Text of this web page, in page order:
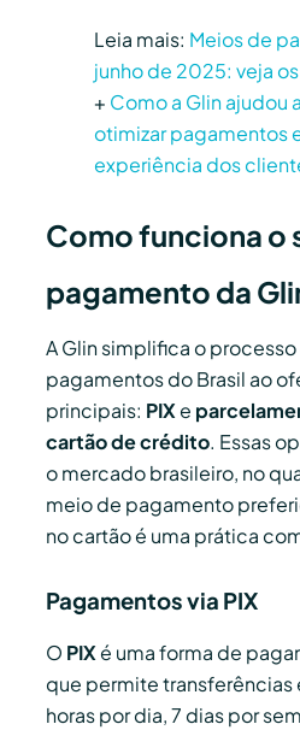
Leia mais: Meios de
junho de 2025: veja
+ Como a Glin ajudou
otimizar pagamentos
experiência dos
Como funciona o
pagamento da
A Glin simplifica o
pagamentos do Brasil ao
principais: PIXe
cartão de crédito. Essas
o mercado brasileiro, no
meio de pagamento
no cartão é uma prática
Pagamentos via PIX
O PIXé uma forma de
que permite transferências
horas por dia, 7 dias por